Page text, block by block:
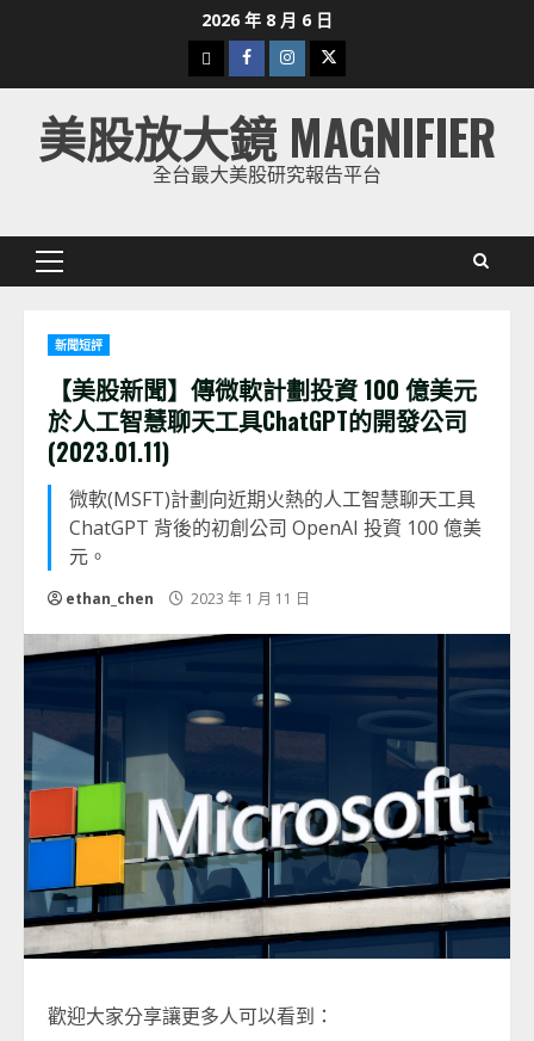
2026 年 8 月 6 日
下
載
美
股
Facebook
Instagram
Twitter
美股放大鏡 MAGNIFIER
全台最大美股研究報告平台
Primary
新聞短評
【美股新聞】傳微軟計劃投資 100 億美元
於人工智慧聊天工具ChatGPT的開發公司
(2023.01.11)
微軟(MSFT)計劃向近期火熱的人工智慧聊天工具
ChatGPT 背後的初創公司 OpenAI 投資 100 億美
元。
ethan_chen 2023 年 1 月 11 日
歡迎大家分享讓更多人可以看到：